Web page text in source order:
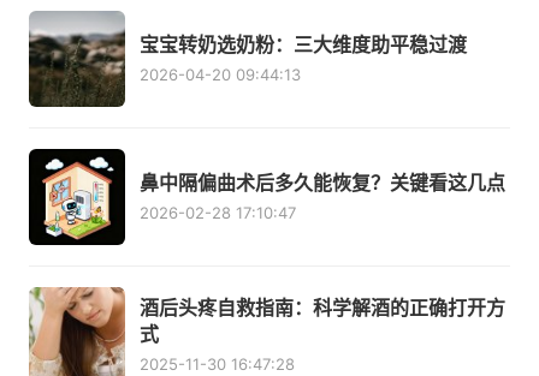
宝宝转奶选奶粉：三大维度助平稳过渡
2026-04-20 09:44:13
鼻中隔偏曲术后多久能恢复？关键看这几点
2026-02-28 17:10:47
酒后头疼自救指南：科学解酒的正确打开方
式
2025-11-30 16:47:28